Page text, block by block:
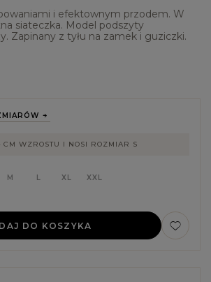
i efektownym przodem. W
siateczka. Model podszyty
Zapinany z tyłu na zamek i guziczki.
CM WZROSTU I NOSI ROZMIAR S
M L XL XXL
DO KOSZYKA